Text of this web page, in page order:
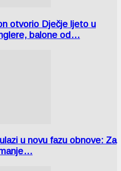
otvorio Dječje ljeto u
balone od…
u novu fazu obnove: Za